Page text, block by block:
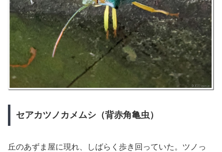
セアカツノカメムシ（背赤角亀虫）
丘のあずま屋に現れ、しばらく歩き回っていた。ツノっ